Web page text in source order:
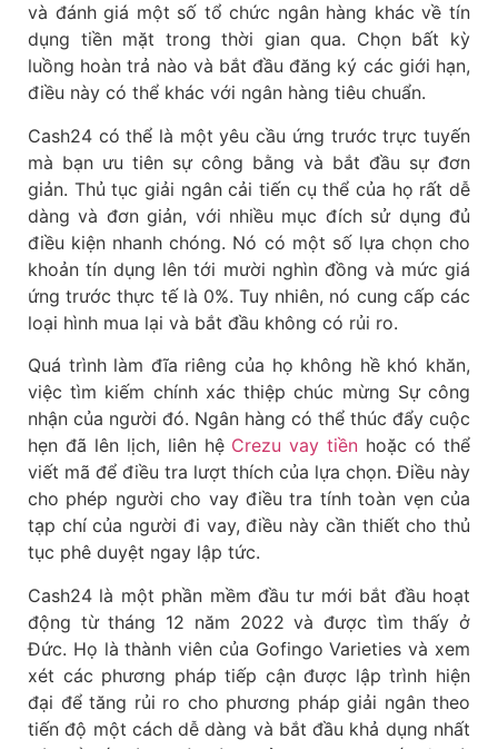
và đánh giá một số tổ chức ngân hàng khác về tín
dụng tiền mặt trong thời gian qua. Chọn bất kỳ
luồng hoàn trả nào và bắt đầu đăng ký các giới hạn,
điều này có thể khác với ngân hàng tiêu chuẩn.
Cash24 có thể là một yêu cầu ứng trước trực tuyến
mà bạn ưu tiên sự công bằng và bắt đầu sự đơn
giản. Thủ tục giải ngân cải tiến cụ thể của họ rất dễ
dàng và đơn giản, với nhiều mục đích sử dụng đủ
điều kiện nhanh chóng. Nó có một số lựa chọn cho
khoản tín dụng lên tới mười nghìn đồng và mức giá
ứng trước thực tế là 0%. Tuy nhiên, nó cung cấp các
loại hình mua lại và bắt đầu không có rủi ro.
Quá trình làm đĩa riêng của họ không hề khó khăn,
việc tìm kiếm chính xác thiệp chúc mừng Sự công
nhận của người đó. Ngân hàng có thể thúc đẩy cuộc
hẹn đã lên lịch, liên hệ Crezu vay tiền hoặc có thể
viết mã để điều tra lượt thích của lựa chọn. Điều này
cho phép người cho vay điều tra tính toàn vẹn của
tạp chí của người đi vay, điều này cần thiết cho thủ
tục phê duyệt ngay lập tức.
Cash24 là một phần mềm đầu tư mới bắt đầu hoạt
động từ tháng 12 năm 2022 và được tìm thấy ở
Đức. Họ là thành viên của Gofingo Varieties và xem
xét các phương pháp tiếp cận được lập trình hiện
đại để tăng rủi ro cho phương pháp giải ngân theo
tiến độ một cách dễ dàng và bắt đầu khả dụng nhất